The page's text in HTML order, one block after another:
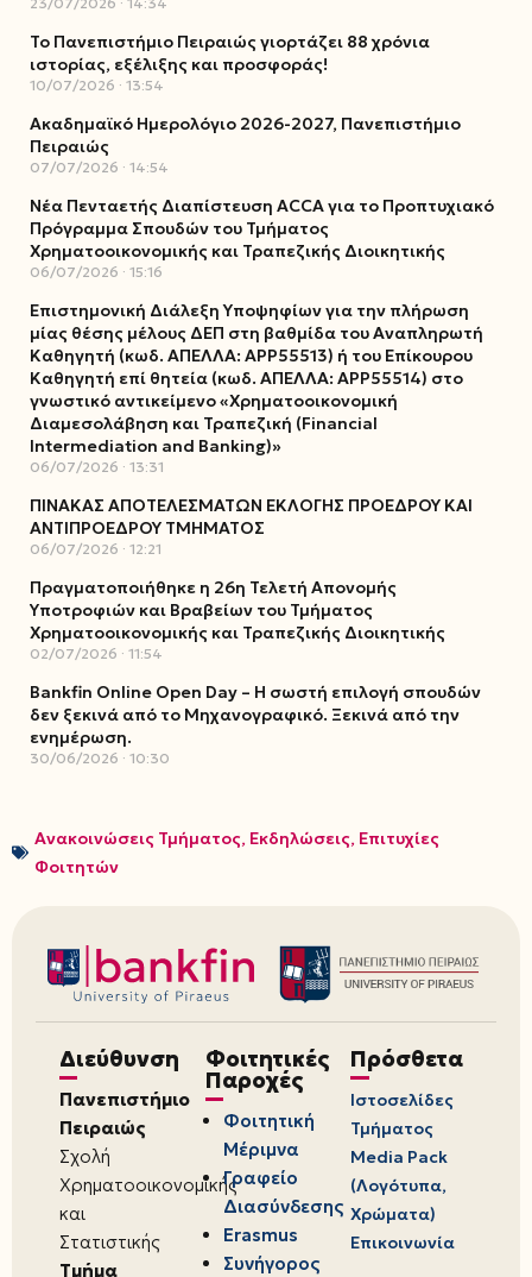
Το Πανεπιστήμιο Πειραιώς γιορτάζει 88 χρόνια
ιστορίας, εξέλιξης και προσφοράς!
10/07/2026 13:54
Ακαδημαϊκό Ημερολόγιο 2026-2027, Πανεπιστήμιο
Πειραιώς
07/07/2026 14:54
Νέα Πενταετής Διαπίστευση ACCA για το Προπτυχιακό
Πρόγραμμα Σπουδών του Τμήματος
Χρηματοοικονομικής και Τραπεζικής Διοικητικής
06/07/2026 15:16
Επιστημονική Διάλεξη Υποψηφίων για την πλήρωση
μίας θέσης μέλους ΔΕΠ στη βαθμίδα του Αναπληρωτή
Καθηγητή (κωδ. ΑΠΕΛΛΑ: ΑΡΡ55513) ή του Επίκουρου
Καθηγητή επί θητεία (κωδ. ΑΠΕΛΛΑ: ΑΡΡ55514) στο
γνωστικό αντικείμενο «Χρηματοοικονομική
Διαμεσολάβηση και Τραπεζική (Financial
Intermediation and Banking)»
06/07/2026 13:31
ΠΙΝΑΚΑΣ ΑΠΟΤΕΛΕΣΜΑΤΩΝ ΕΚΛΟΓΗΣ ΠΡΟΕΔΡΟΥ ΚΑΙ
ΑΝΤΙΠΡΟΕΔΡΟΥ ΤΜΗΜΑΤΟΣ
06/07/2026 12:21
Πραγματοποιήθηκε η 26η Τελετή Απονομής
Υποτροφιών και Βραβείων του Τμήματος
Χρηματοοικονομικής και Τραπεζικής Διοικητικής
02/07/2026 11:54
Bankfin Online Open Day – Η σωστή επιλογή σπουδών
δεν ξεκινά από το Μηχανογραφικό. Ξεκινά από την
ενημέρωση.
30/06/2026 10:30
Ανακοινώσεις Τμήματος, Εκδηλώσεις, Επιτυχίες
Φοιτητών
Διεύθυνση
Πανεπιστήμιο
Πειραιώς
Σχολή
Χρηματοοικονομικής
και
Στατιστικής
Τμήμα
Φοιτητικές
Παροχές
Φοιτητική
Μέριμνα
Γραφείο
Διασύνδεσης
Erasmus
Συνήγορος
Πρόσθετα
Ιστοσελίδες
Τμήματος
Media Pack
(Λογότυπα,
Χρώματα)
Επικοινωνία